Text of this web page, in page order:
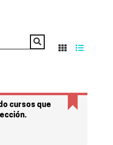
cursos que